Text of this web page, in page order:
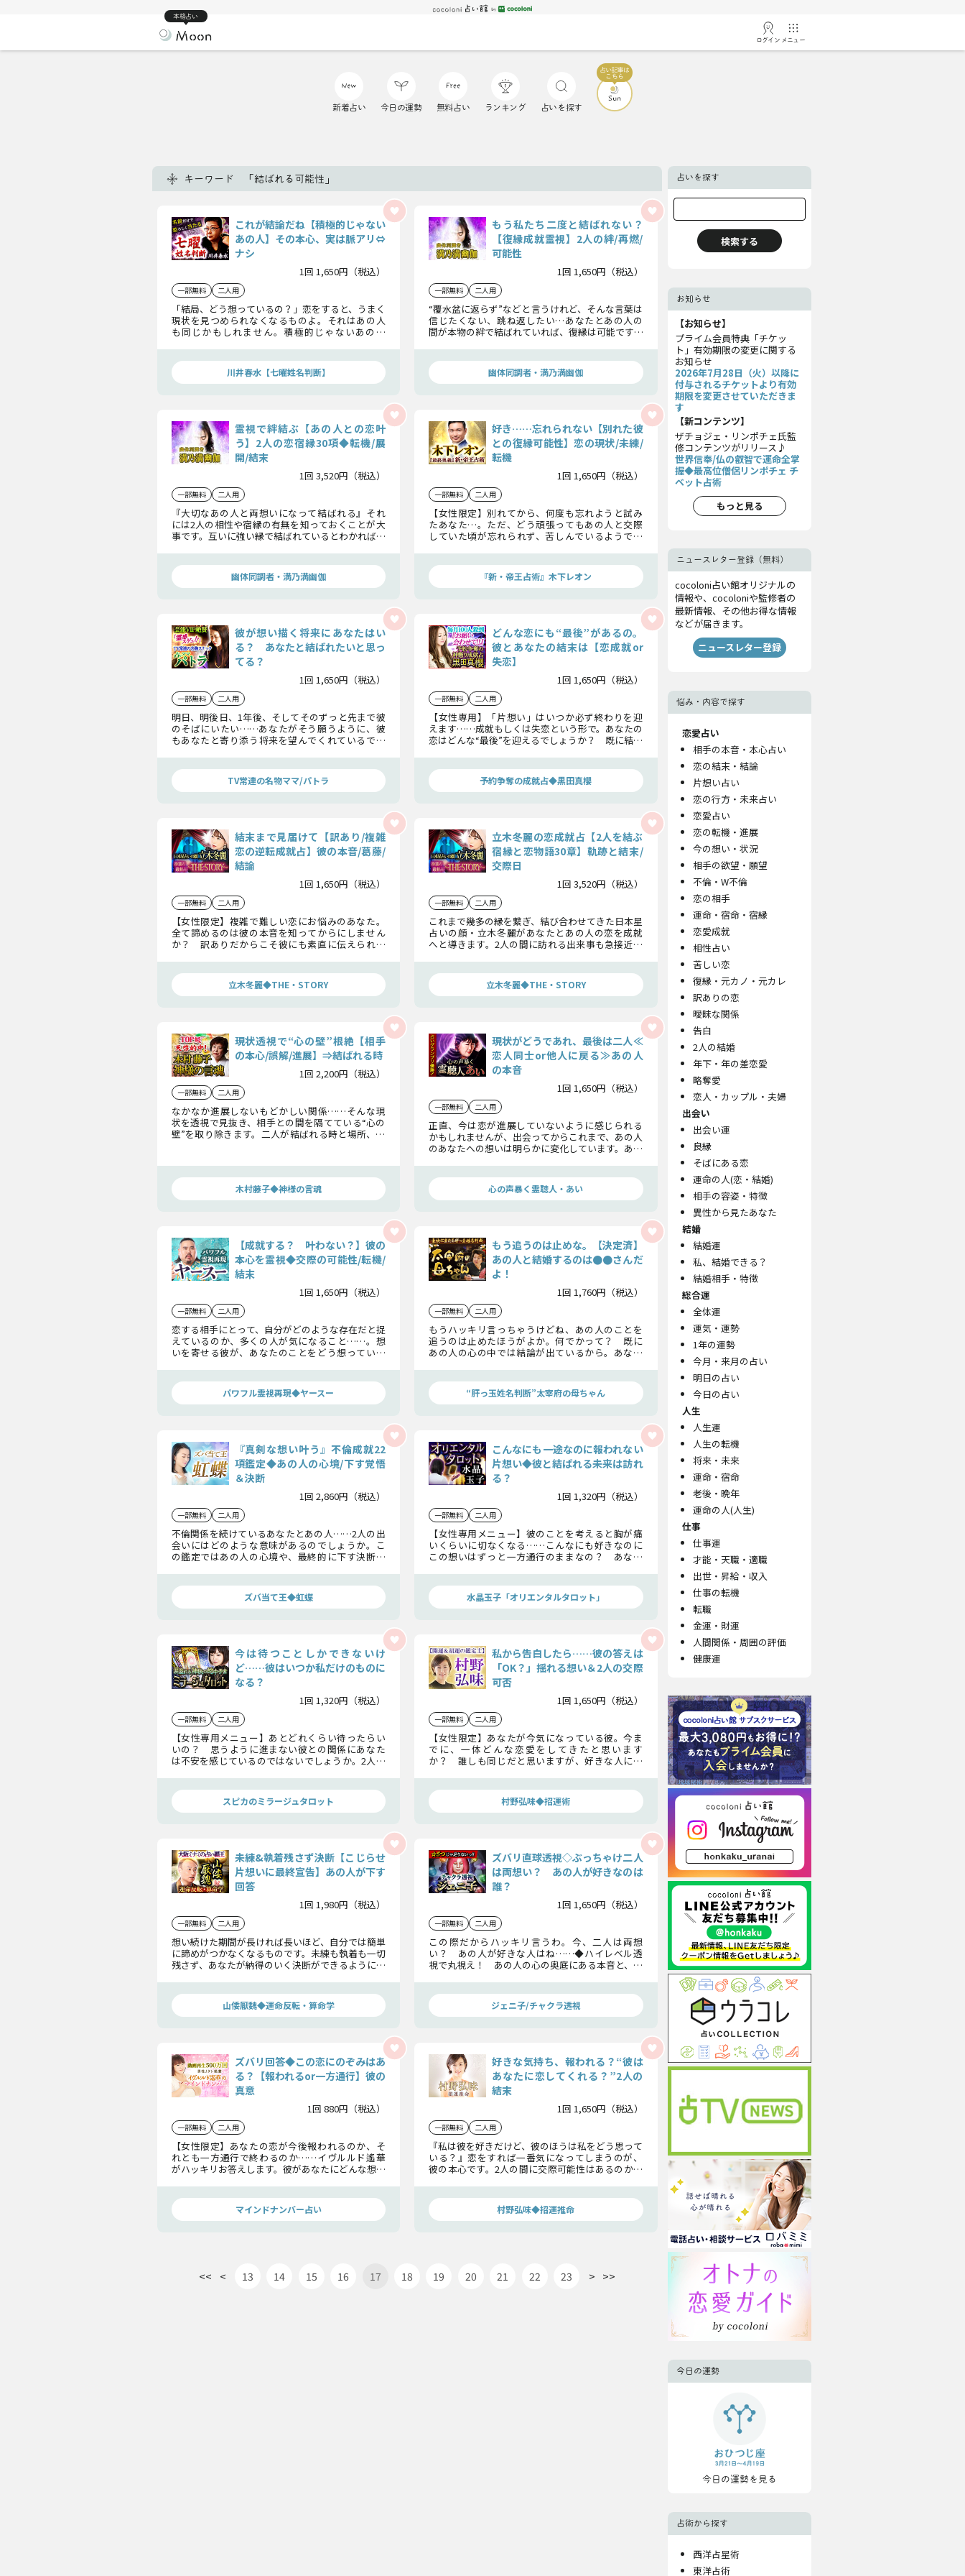
本格占い
ログイン メニュー
新着占い 今日の運勢 無料占い ランキング 占いを探す
キーワード 「結ばれる可能性」
これが結論だね【積極的じゃない
あの人】その本心、実は脈アリ⇔
ナシ
1回 1,650円（税込）
一部無料 二人用
「結局、どう想っているの？」恋をすると、うまく
現状を見つめられなくなるものよ。それはあの人
も同じかもしれません。積極的じゃないあの人
ね。この恋の真実が見えますよ。
川井春水【七曜姓名判断】
もう私たち二度と結ばれない？
【復縁成就霊視】2人の絆/再燃/
可能性
1回 1,650円（税込）
一部無料 二人用
“覆水盆に返らず”などと言うけれど、そんな言葉は
信じたくない、跳ね返したい…あなたとあの人の
間が本物の絆で結ばれていれば、復縁は可能です。
幽体同調者・満乃満幽伽
霊視で絆結ぶ【あの人との恋叶
う】2人の恋宿縁30項◆転機/展
開/結末
1回 3,520円（税込）
一部無料 二人用
『大切なあの人と両想いになって結ばれる』それ
には2人の相性や宿縁の有無を知っておくことが大
事です。互いに強い縁で結ばれているとわかれば、
幽体同調者・満乃満幽伽
好き……忘れられない【別れた彼
との復縁可能性】恋の現状/未練/
転機
1回 1,650円（税込）
一部無料 二人用
【女性限定】別れてから、何度も忘れようと試み
たあなた…。ただ、どう頑張ってもあの人と交際
していた頃が忘れられず、苦しんでいるようです
『新・帝王占術』木下レオン
彼が想い描く将来にあなたはい
る？ あなたと結ばれたいと思っ
てる？
1回 1,650円（税込）
一部無料 二人用
明日、明後日、1年後、そしてそのずっと先まで彼
のそばにいたい……あなたがそう願うように、彼
もあなたと寄り添う将来を望んでくれているでし
TV常連の名物ママ/パトラ
どんな恋にも“最後”があるの。
彼とあなたの結末は【恋成就or
失恋】
1回 1,650円（税込）
一部無料 二人用
【女性専用】「片想い」はいつか必ず終わりを迎
えます……成就もしくは失恋という形で。あなたの
恋はどんな“最後”を迎えるでしょうか？ 既に結論
予約争奪の成就占◆黒田真櫻
結末まで見届けて【訳あり/複雑
恋の逆転成就占】彼の本音/葛藤/
結論
1回 1,650円（税込）
一部無料 二人用
【女性限定】複雑で難しい恋にお悩みのあなた。
全て諦めるのは彼の本音を知ってからにしません
か？ 訳ありだからこそ彼にも素直に伝えられな
立木冬麗◆THE・STORY
立木冬麗の恋成就占【2人を結ぶ
宿縁と恋物語30章】軌跡と結末/
交際日
1回 3,520円（税込）
一部無料 二人用
これまで幾多の縁を繋ぎ、結び合わせてきた日本星
占いの顔・立木冬麗があなたとあの人の恋を成就
へと導きます。2人の間に訪れる出来事も急接近す
立木冬麗◆THE・STORY
現状透視で“心の壁”根絶【相手
の本心/誤解/進展】⇒結ばれる時
1回 2,200円（税込）
一部無料 二人用
なかなか進展しないもどかしい関係……そんな現
状を透視で見抜き、相手との間を隔てている“心の
壁”を取り除きます。二人が結ばれる時と場所、そ
木村藤子◆神様の言魂
現状がどうであれ、最後は二人≪
恋人同士or他人に戻る≫あの人
の本音
1回 1,650円（税込）
一部無料 二人用
正直、今は恋が進展していないように感じられる
かもしれませんが、出会ってからこれまで、あの人
のあなたへの想いは明らかに変化しています。あな
いですよ。
心の声暴く霊聴人・あい
【成就する？ 叶わない？】彼の
本心を霊視◆交際の可能性/転機/
結末
1回 1,650円（税込）
一部無料 二人用
恋する相手にとって、自分がどのような存在だと捉
えているのか、多くの人が気になること……。想
いを寄せる彼が、あなたのことをどう想っている
パワフル霊視再現◆ヤースー
もう追うのは止めな。【決定済】
あの人と結婚するのは●●さんだ
よ！
1回 1,760円（税込）
一部無料 二人用
もうハッキリ言っちゃうけどね、あの人のことを
追うのは止めたほうがよか。何でかって？ 既に
あの人の心の中では結論が出ているから。あなた
するから覚悟して聞いて頂戴ね。
“肝っ玉姓名判断”太宰府の母ちゃん
『真剣な想い叶う』不倫成就22
項鑑定◆あの人の心境/下す覚悟
＆決断
1回 2,860円（税込）
一部無料 二人用
不倫関係を続けているあなたとあの人……2人の出
会いにはどのような意味があるのでしょうか。こ
の鑑定ではあの人の心境や、最終的に下す決断に
ズバ当て王◆虹蝶
こんなにも一途なのに報われない
片想い◆彼と結ばれる未来は訪れ
る？
1回 1,320円（税込）
一部無料 二人用
【女性専用メニュー】彼のことを考えると胸が痛
いくらいに切なくなる……こんなにも好きなのに
この想いはずっと一方通行のままなの？ あなた
ロットで占います。
水晶玉子「オリエンタルタロット」
今は待つことしかできないけ
ど……彼はいつか私だけのものに
なる？
1回 1,320円（税込）
一部無料 二人用
【女性専用メニュー】あとどれくらい待ったらい
いの？ 思うように進まない彼との関係にあなた
は不安を感じているのではないでしょうか。2人の
行方をお見せしましょう。スピカのミラージュタロット
私から告白したら……彼の答えは
「OK？」揺れる想い＆2人の交際
可否
1回 1,650円（税込）
一部無料 二人用
【女性限定】あなたが今気になっている彼。今ま
でに、一体どんな恋愛をしてきたと思います
か？ 誰しも同じだと思いますが、好きな人にし
村野弘味◆招運術
未練&執着残さず決断【こじらせ
片想いに最終宣告】あの人が下す
回答
1回 1,980円（税込）
一部無料 二人用
想い続けた期間が長ければ長いほど、自分では簡単
に諦めがつかなくなるものです。未練も執着も一切
残さず、あなたが納得のいく決断ができるようにこ
山倭厭魏◆運命反転・算命学
ズバリ直球透視◇ぶっちゃけ二人
は両想い？ あの人が好きなのは
誰？
1回 1,650円（税込）
一部無料 二人用
この際だからハッキリ言うわ。今、二人は両想
い？ あの人が好きな人はね……◆ハイレベル透
視で丸視え！ あの人の心の奥底にある本音と、二
ジェニ子/チャクラ透視
ズバリ回答◆この恋にのぞみはあ
る？【報われるor一方通行】彼の
真意
1回 880円（税込）
一部無料 二人用
【女性限定】あなたの恋が今後報われるのか、そ
れとも一方通行で終わるのか……イヴルルド遙華
がハッキリお答えします。彼があなたにどんな想い
マインドナンバー占い
好きな気持ち、報われる？“彼は
あなたに恋してくれる？”2人の
結末
1回 1,650円（税込）
一部無料 二人用
『私は彼を好きだけど、彼のほうは私をどう思って
いる？』恋をすれば一番気になってしまうのが、
彼の本心です。2人の間に交際可能性はあるのか、
村野弘味◆招運推命
<< < 13 14 15 16 17 18 19 20 21 22 23 > >>
占いを探す
お知らせ
【お知らせ】
プライム会員特典「チケッ
ト」有効期限の変更に関する
お知らせ
2026年7月28日（火）以降に
付与されるチケットより有効
期限を変更させていただきま
す
【新コンテンツ】
ザチョジェ・リンポチェ氏監
修コンテンツがリリース♪
世界信奉/仏の叡智で運命全掌
握◆最高位僧侶リンポチェ チ
ベット占術
もっと見る
ニュースレター登録（無料）
cocoloni占い館オリジナルの
情報や、cocoloniや監修者の
最新情報、その他お得な情報
などが届きます。
ニュースレター登録
悩み・内容で探す
恋愛占い
相手の本音・本心占い
恋の結末・結論
片想い占い
恋の行方・未来占い
恋愛占い
恋の転機・進展
今の想い・状況
相手の欲望・願望
不倫・W不倫
恋の相手
運命・宿命・宿縁
恋愛成就
相性占い
苦しい恋
復縁・元カノ・元カレ
訳ありの恋
曖昧な関係
告白
2人の結婚
年下・年の差恋愛
略奪愛
恋人・カップル・夫婦
出会い
出会い運
良縁
そばにある恋
運命の人(恋・結婚)
相手の容姿・特徴
異性から見たあなた
結婚
結婚運
私、結婚できる？
結婚相手・特徴
総合運
全体運
運気・運勢
1年の運勢
今月・来月の占い
明日の占い
今日の占い
人生
人生運
人生の転機
将来・未来
運命・宿命
老後・晩年
運命の人(人生)
仕事
仕事運
才能・天職・適職
出世・昇給・収入
仕事の転機
転職
金運・財運
人間関係・周囲の評価
健康運
今日の運勢
今日の運勢を見る
占術から探す
西洋占星術
東洋占術